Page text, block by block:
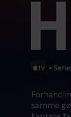
•
samme